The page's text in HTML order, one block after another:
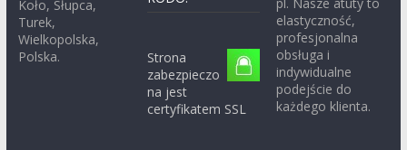
Koło, Słupca,
Turek,
Wielkopolska,
Polska.
Strona
zabezpieczo
na jest
certyfikatem SSL
pl. Nasze atuty to
elastyczność,
profesjonalna
obsługa i
indywidualne
podejście do
każdego klienta.